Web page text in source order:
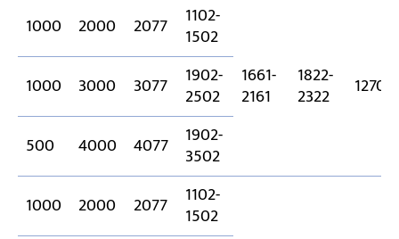
1000
2000 2077 1102-
1502
1661-
2161
1822-
2322 1270
1000 3000 3077 1902-
2502
500
4000 4077 1902-
3502
1000
2000 2077 1102-
1502